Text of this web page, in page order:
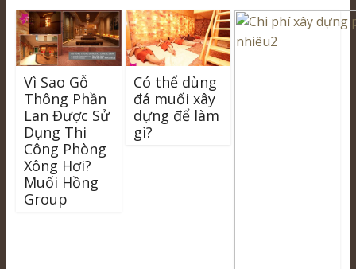
Vì Sao Gỗ
Thông Phần
Lan Được Sử
Dụng Thi
Công Phòng
Xông Hơi?
Muối Hồng
Group
Có thể dùng
đá muối xây
dựng để làm
gì?